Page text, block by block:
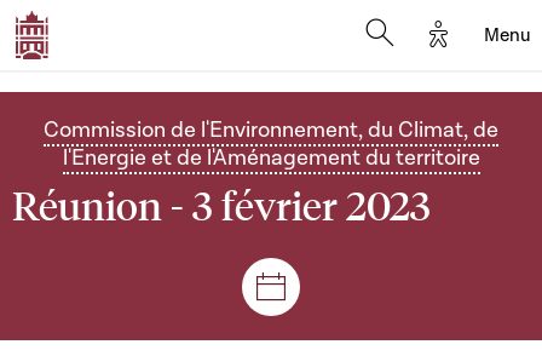
Options
Menu
Commission de l'Environnement, du Climat, de
l'Energie et de l'Aménagement du territoire
Réunion - 3 février 2023
Séances et réunions